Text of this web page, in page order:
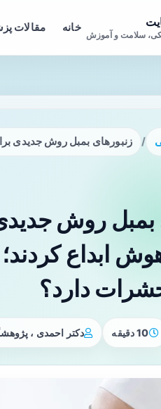
سلامت و آموزش
خانه مقالات
/ زنبورهای بمبل روش جدیدی
بمبل روش
ابداع کردند؛
دارد؟
10 دقیقه دکتر احمدی ،